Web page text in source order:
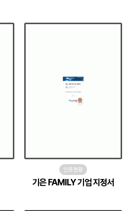
인증현황
기은 FAMILY 기업 지정서